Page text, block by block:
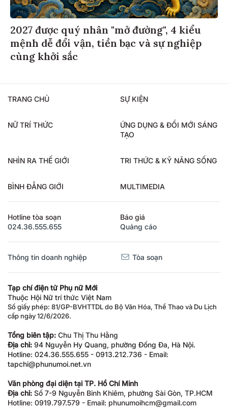
2027 được quý nhân "mở đường", 4 kiểu
mệnh dễ đổi vận, tiền bạc và sự nghiệp
cùng khởi sắc
TRANG CHỦ SỰ KIỆN
NỮ TRÍ THỨC
ỨNG DỤNG & ĐỔI MỚI SÁNG
TẠO
NHÌN RA THẾ GIỚI TRI THỨC & KỸ NĂNG SỐNG
BÌNH ĐẲNG GIỚI MULTIMEDIA
Hotline tòa soạn
024.36.555.655
Báo giá
Quảng cáo
Thông tin doanh nghiệp Tòa soạn
Tạp chí điện tử Phụ nữ Mới
Thuộc Hội Nữ trí thức Việt Nam
Số giấy phép: 81/GP-BVHTTDL do Bộ Văn Hóa, Thể Thao và Du Lịch
cấp ngày 12/6/2026.
Tổng biên tập: Chu Thị Thu Hằng
Địa chỉ: 94 Nguyễn Hy Quang, phường Đống Đa, Hà Nội.
Hotline: 024.36.555.655 - 0913.212.736 - Email:
tapchi@phunumoi.net.vn
Văn phòng đại diện tại TP. Hồ Chí Minh
Địa chỉ: Số 7-9 Nguyễn Bỉnh Khiêm, phường Sài Gòn, TP.HCM
Hotline: 0919.797.579 - Email: phunumoihcm@gmail.com